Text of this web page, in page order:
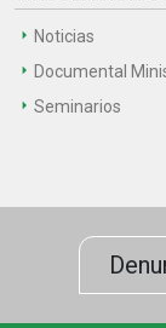
Noticias
Documental
Seminarios